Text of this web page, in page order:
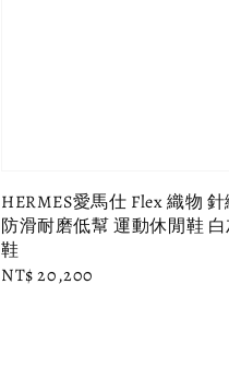
HERMES愛馬仕 Flex 織物
防滑耐磨低幫 運動休閒鞋 白
鞋
Regular
NT$ 20,200